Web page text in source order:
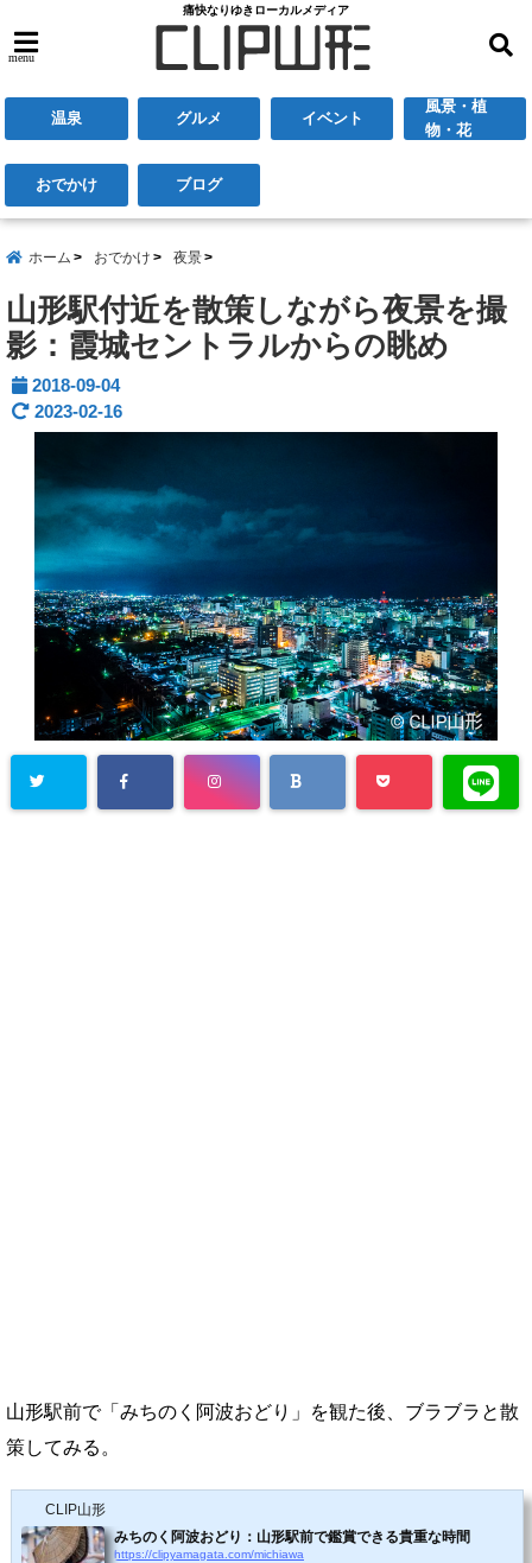
痛快なりゆきローカルメディア
menu
温泉 グルメ イベント
風景・植
物・花
おでかけ ブログ
ホーム おでかけ 夜景
山形駅付近を散策しながら夜景を撮
影：霞城セントラルからの眺め
2018-09-04
2023-02-16
山形駅前で「みちのく阿波おどり」を観た後、ブラブラと散
策してみる。
CLIP山形
みちのく阿波おどり：山形駅前で鑑賞できる貴重な時間
https://clipyamagata.com/michiawa